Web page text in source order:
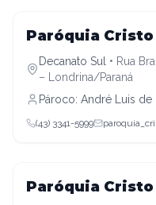
Decanato Sul
Paróquia
Decanato Sul • Rua
– Londrina/Paraná
Pároco: André Luis de
(43) 3341-5999
Decanato Cambé
Paróquia Cristo